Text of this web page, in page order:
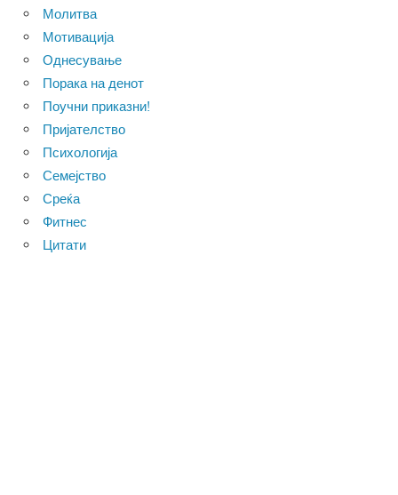
Молитва
Мотивација
Однесување
Порака на денот
Поучни приказни!
Пријателство
Психологија
Семејство
Среќа
Фитнес
Цитати